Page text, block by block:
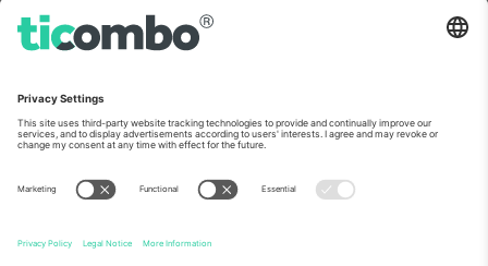
Totleben 53-55, 1606 Sofia,
Bulgaria
Building A1, Office 302, Dubai,
Mexico
Av Chapultepec 360, Roma
Norte, Cuauhtémoc, 06700
Ciudad de México, CDMX,
Mexico
პლატფორმის პროვაიდერის იურიდიული პირი იცვლება